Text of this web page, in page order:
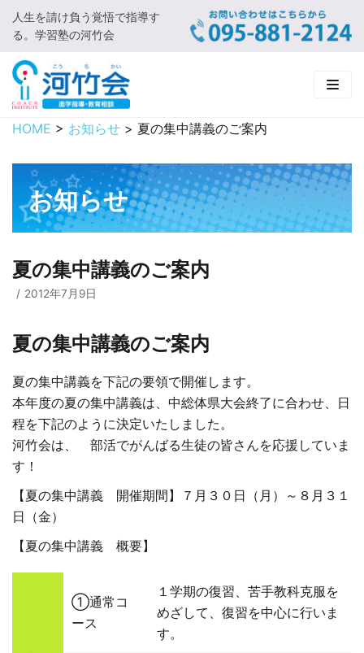
コ
ン
テ
ン
ツ
に
キ
プ
人生を請け負う覚悟で指導す
る。学習塾の河竹会
HOME
新着情報
□ お知らせ
河竹会について
□ 河竹会について
□ 小学部
□ 有料体験指導
実 績
HOME > お知らせ > 夏の集中講義のご案内
お知らせ
夏の集中講義のご案内
2012年7月9日
夏の集中講義のご案内
夏の集中講義を下記の要領で開催します。
本年度の夏の集中講義は、中総体県大会終了に合わせ、日
程を下記のように決定いたしました。
河竹会は、 部活でがんばる生徒の皆さんを応援していま
す！
【夏の集中講義 開催期間】７月３０日（月）～８月３１
日（金）
【夏の集中講義 概要】
①通常コ
ース
１学期の復習、苦手教科克服を
めざして、復習を中心に行いま
す。